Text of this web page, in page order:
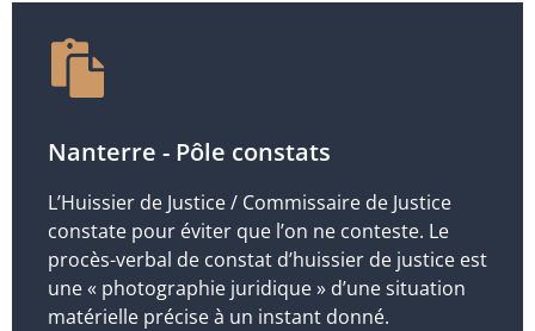
Nanterre - Pôle constats
L’Huissier de Justice / Commissaire de Justice
constate pour éviter que l’on ne conteste. Le
procès-verbal de constat d’huissier de justice est
une « photographie juridique » d’une situation
matérielle précise à un instant donné.